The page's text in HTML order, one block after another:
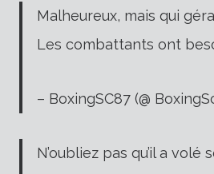
Malheureux, mais qui
Les combattants ont
– BoxingSC87 (@
N’oubliez pas qu’il a volé